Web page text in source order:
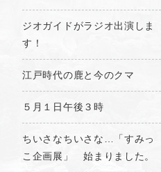
ジオガイドがラジオ出演しま
す！
江戸時代の鹿と今のクマ
５月１日午後３時
ちいさなちいさな…「すみっ
こ企画展」 始まりました。